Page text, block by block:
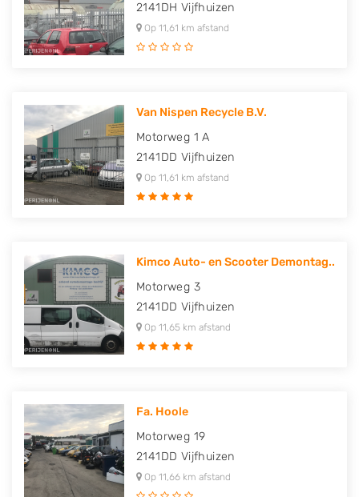
2141DH Vijfhuizen
Op 11,61 km afstand
Van Nispen Recycle B.V.
Motorweg 1 A
2141DD Vijfhuizen
Op 11,61 km afstand
Kimco Auto- en Scooter Demontag..
Motorweg 3
2141DD Vijfhuizen
Op 11,65 km afstand
Fa. Hoole
Motorweg 19
2141DD Vijfhuizen
Op 11,66 km afstand